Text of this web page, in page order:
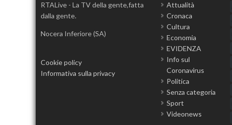
RTALive - La TV della gente,fatta
dalla gente.
Nocera Inferiore (SA)
Cookie policy
Informativa sulla privacy
Attualità
Cronaca
Cultura
Economia
EVIDENZA
Info sul
Coronavirus
Politica
Senza categoria
Sport
Videonews